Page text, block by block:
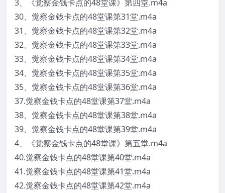
3、《觉察金钱卡点的48堂课》第四堂.m4a
30、觉察金钱卡点的48堂课第31堂.m4a
31、觉察金钱卡点的48堂课第32堂.m4a
32、觉察金钱卡点的48堂课第33堂.m4a
33、觉察金钱卡点的48堂课第34堂.m4a
34、觉察金钱卡点的48堂课第35堂.m4a
35、觉察金钱卡点的48堂课第36堂.m4a
37.觉察金钱卡点的48堂课第37堂.m4a
38、觉察金钱卡点的48堂课第38堂.m4a
39、觉察金钱卡点的48堂课第39堂.m4a
4、《觉察金钱卡点的48堂课》第五堂.m4a
40.觉察金钱卡点的48堂课第40堂.m4a
41.觉察金钱卡点的48堂课第41堂.m4a
42.觉察金钱卡点的48堂课第42堂.m4a